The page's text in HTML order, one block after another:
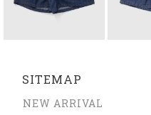
SITEMAP
NEW ARRIVAL